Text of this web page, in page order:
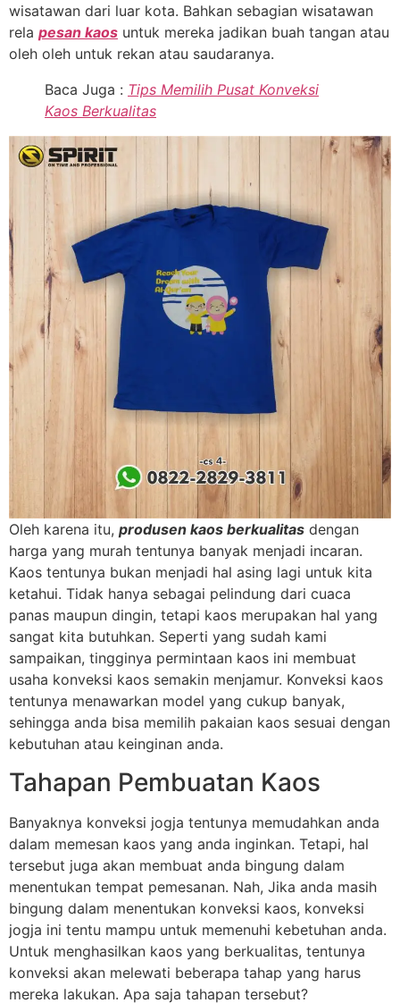
wisatawan dari luar kota. Bahkan sebagian wisatawan
rela pesan kaos untuk mereka jadikan buah tangan atau
oleh oleh untuk rekan atau saudaranya.
Baca Juga : Tips Memilih Pusat Konveksi
Kaos Berkualitas
Oleh karena itu, produsen kaos berkualitas dengan
harga yang murah tentunya banyak menjadi incaran.
Kaos tentunya bukan menjadi hal asing lagi untuk kita
ketahui. Tidak hanya sebagai pelindung dari cuaca
panas maupun dingin, tetapi kaos merupakan hal yang
sangat kita butuhkan. Seperti yang sudah kami
sampaikan, tingginya permintaan kaos ini membuat
usaha konveksi kaos semakin menjamur. Konveksi kaos
tentunya menawarkan model yang cukup banyak,
sehingga anda bisa memilih pakaian kaos sesuai dengan
kebutuhan atau keinginan anda.
Tahapan Pembuatan Kaos
Banyaknya konveksi jogja tentunya memudahkan anda
dalam memesan kaos yang anda inginkan. Tetapi, hal
tersebut juga akan membuat anda bingung dalam
menentukan tempat pemesanan. Nah, Jika anda masih
bingung dalam menentukan konveksi kaos, konveksi
jogja ini tentu mampu untuk memenuhi kebetuhan anda.
Untuk menghasilkan kaos yang berkualitas, tentunya
konveksi akan melewati beberapa tahap yang harus
mereka lakukan. Apa saja tahapan tersebut?